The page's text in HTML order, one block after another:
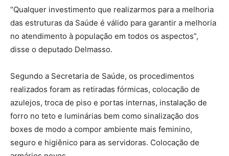
“Qualquer investimento que realizarmos para a melhoria
das estruturas da Saúde é válido para garantir a melhoria
no atendimento à população em todos os aspectos”,
disse o deputado Delmasso.
Segundo a Secretaria de Saúde, os procedimentos
realizados foram as retiradas fórmicas, colocação de
azulejos, troca de piso e portas internas, instalação de
forro no teto e luminárias bem como sinalização dos
boxes de modo a compor ambiente mais feminino,
seguro e higiênico para as servidoras. Colocação de